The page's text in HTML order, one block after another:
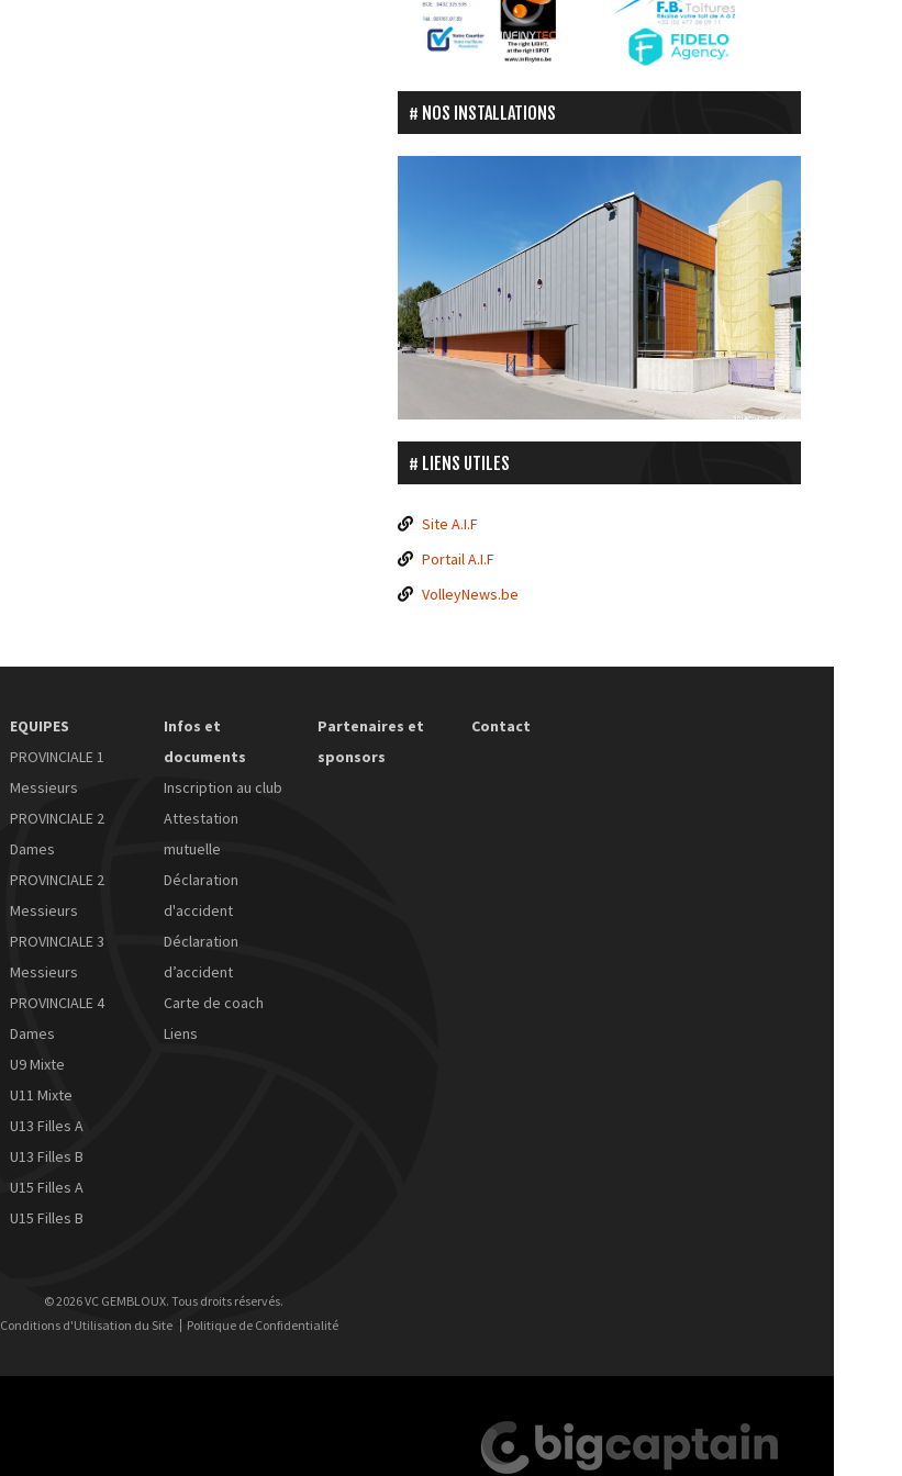
NOS INSTALLATIONS
LIENS UTILES
Site A.I.F
Portail A.I.F
VolleyNews.be
EQUIPES
PROVINCIALE 1
Messieurs
PROVINCIALE 2
Dames
PROVINCIALE 2
Messieurs
PROVINCIALE 3
Messieurs
PROVINCIALE 4
Dames
U9 Mixte
U11 Mixte
U13 Filles A
U13 Filles B
U15 Filles A
U15 Filles B
Infos et
documents
Inscription au club
Attestation
mutuelle
Déclaration
d'accident
Déclaration
d’accident
Carte de coach
Liens
Partenaires et
sponsors
Contact
© 2026 VC GEMBLOUX. Tous droits réservés.
Conditions d'Utilisation du Site
Politique de Confidentialité